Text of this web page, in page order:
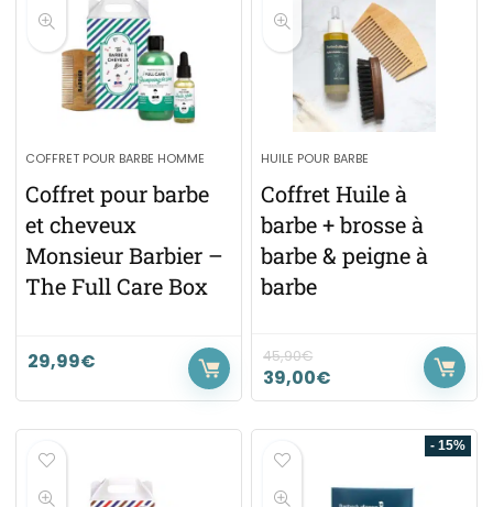
COFFRET POUR BARBE HOMME
Coffret pour barbe
et cheveux
Monsieur Barbier –
The Full Care Box
29,99€
HUILE POUR BARBE
Coffret Huile à
barbe + brosse à
barbe & peigne à
barbe
45,90€
39,00€
- 15%